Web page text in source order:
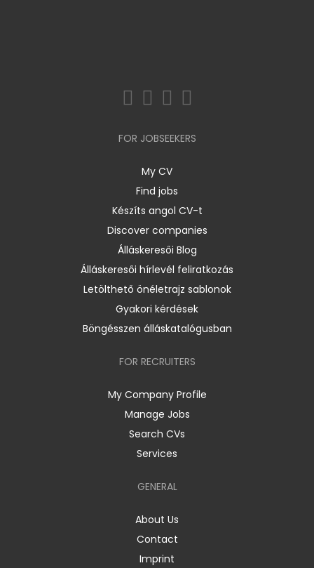
FOR JOBSEEKERS
My CV
Find jobs
Készíts angol CV-t
Discover companies
Álláskeresői Blog
Álláskeresői hírlevél feliratkozás
Letölthető önéletrajz sablonok
Gyakori kérdések
Böngésszen álláskatalógusban
FOR RECRUITERS
My Company Profile
Manage Jobs
Search CVs
Services
GENERAL
About Us
Contact
Imprint